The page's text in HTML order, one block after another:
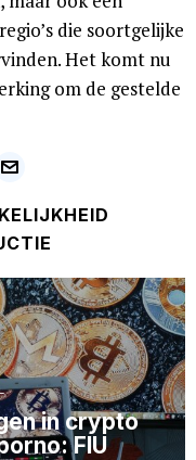
die soortgelijke
Het komt nu
om de gestelde
in crypto
FIU